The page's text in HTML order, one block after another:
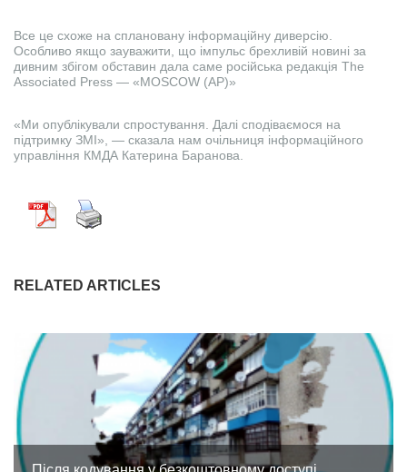
Все це схоже на сплановану інформаційну диверсію.
Особливо якщо зауважити, що імпульс брехливій новині за
дивним збігом обставин дала саме російська редакція The
Associated Press — «MOSCOW (AP)»
«Ми опублікували спростування. Далі сподіваємося на
підтримку ЗМІ», — сказала нам очільниця інформаційного
управління КМДА Катерина Баранова.
RELATED ARTICLES